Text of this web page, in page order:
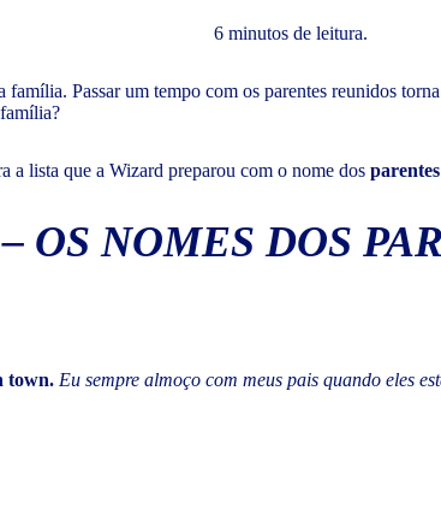
6 minutos de leitura.
família. Passar um tempo com os parentes reunidos
a lista que a Wizard preparou com o nome dos
NOMES DOS
town. Eu sempre almoço com meus pais quando eles